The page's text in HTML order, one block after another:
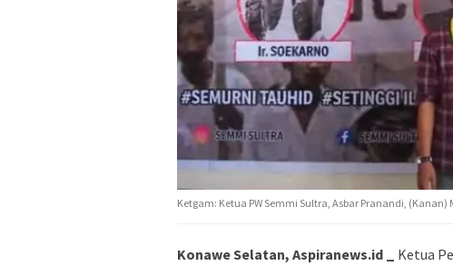
Ketgam: Ketua PW Semmi Sultra, Asbar Pranandi, (Kanan)
Konawe Selatan, Aspiranews.id _
Ketua